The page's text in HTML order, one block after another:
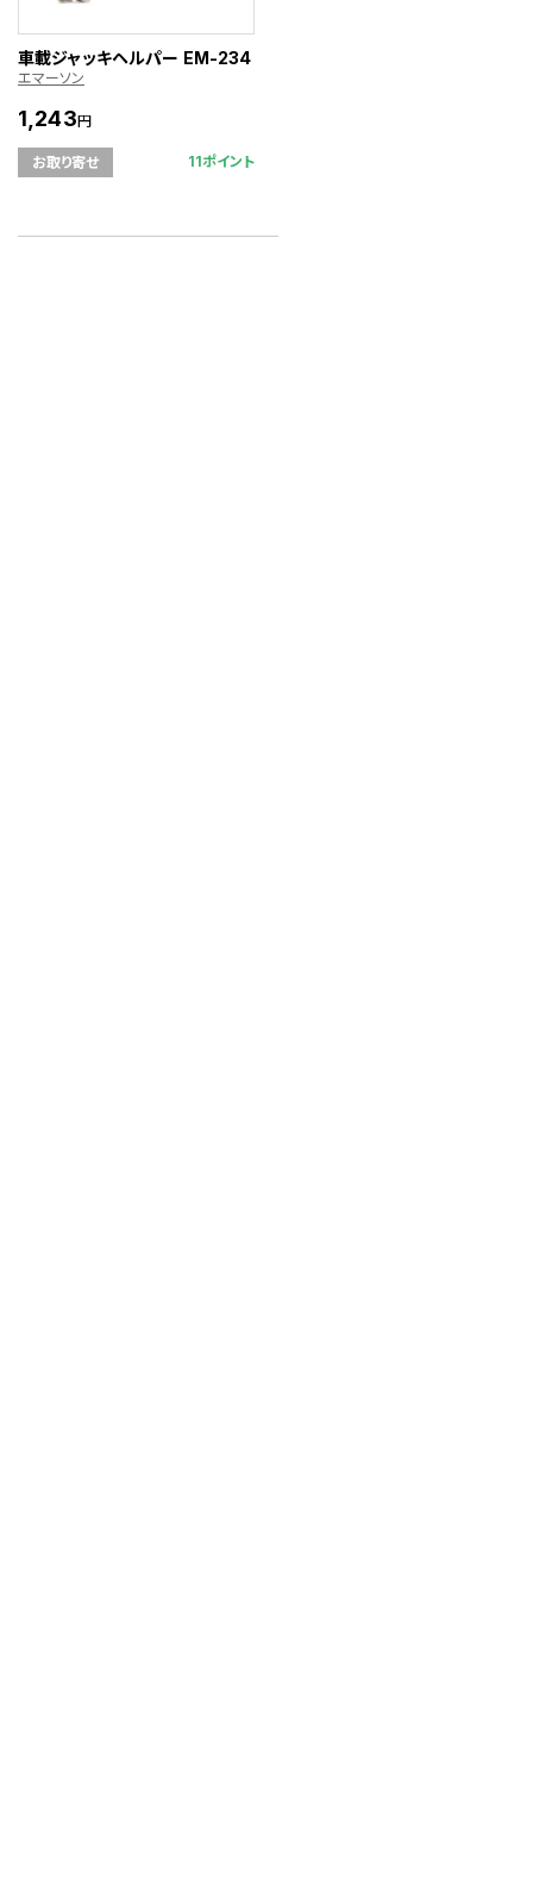
車載ジャッキヘルパー EM-234
エマーソン
1,243円
お取り寄せ 11ポイント